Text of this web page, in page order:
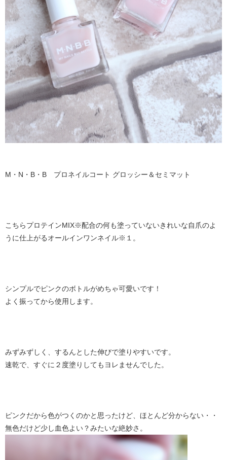
M・N・B・B プロネイルコート グロッシー＆セミマット
こちらプロテインMIX※配合の何も塗っていないきれいな自爪のよ
うに仕上がるオールインワンネイル※１。
シンプルでピンクのボトルがめちゃ可愛いです！
よく振ってから使用します。
みずみずしく、するんとした伸びで塗りやすいです。
速乾で、すぐに２度塗りしてもヨレませんでした。
ピンクだから色がつくのかと思ったけど、ほとんど分からない・・
無色だけど少し血色よい？みたいな絶妙さ。